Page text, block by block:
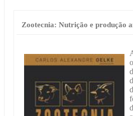
Zootecnia: Nutrição e produção